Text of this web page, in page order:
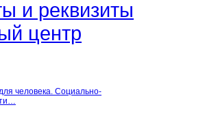
и реквизиты
центр
человека. Социально-